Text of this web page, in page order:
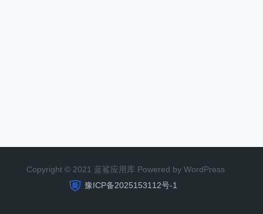
Copyright © 2021 蓝鲨应用库 Powered by WordPress
豫ICP备2025153112号-1